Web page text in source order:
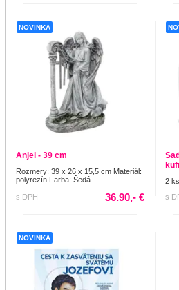
NOVINKA
Anjel - 39 cm
Rozmery: 39 x 26 x 15,5 cm Materiál:
polyrezín Farba: Šedá
s DPH 36.90,- €
2
s
NOVINKA